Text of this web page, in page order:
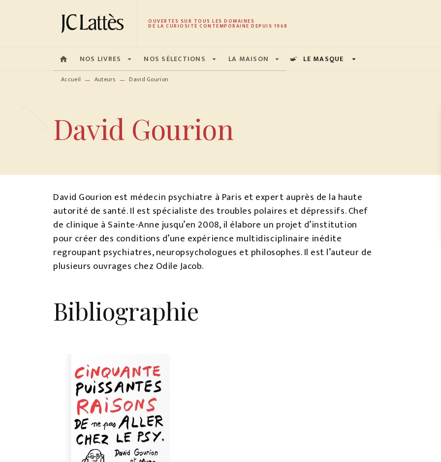
MENU RECHERCHE CONTENU PIED DE PAGE
OUVERTES SUR TOUS LES DOMAINES
DE LA CURIOSITÉ CONTEMPORAINE DEPUIS 1968
home NOS LIVRES arrow_drop_down NOS SÉLECTIONS arrow_drop_down LA MAISON arrow_drop_down LE MASQUE arrow_drop_down
Accueil — Auteurs — David Gourion
David Gourion
David Gourion est médecin psychiatre à Paris et expert auprès de la haute
autorité de santé. Il est spécialiste des troubles polaires et dépressifs. Chef
de clinique à Sainte-Anne jusqu’en 2008, il élabore un projet d’institution
pour créer des conditions d’une expérience multidisciplinaire inédite
regroupant psychiatres, neuropsychologues et philosophes. Il est l’auteur de
plusieurs ouvrages chez Odile Jacob.
Bibliographie